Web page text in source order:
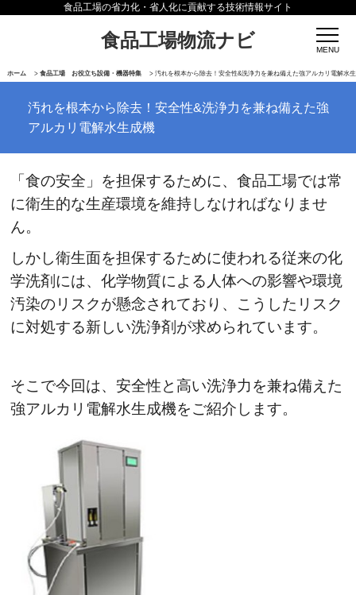
食品工場の省力化・省人化に貢献する技術情報サイト
食品工場物流ナビ
ホーム > 食品工場 お役立ち設備・機器特集 > 汚れを根本から除去！安全性&洗浄力を兼ね備えた強アルカリ電解水
汚れを根本から除去！安全性&洗浄力を兼ね備えた強
アルカリ電解水生成機
「食の安全」を担保するために、食品工場では常
に衛生的な生産環境を維持しなければなりませ
ん。
しかし衛生面を担保するために使われる従来の化
学洗剤には、化学物質による人体への影響や環境
汚染のリスクが懸念されており、こうしたリスク
に対処する新しい洗浄剤が求められています。
そこで今回は、安全性と高い洗浄力を兼ね備えた
強アルカリ電解水生成機をご紹介します。